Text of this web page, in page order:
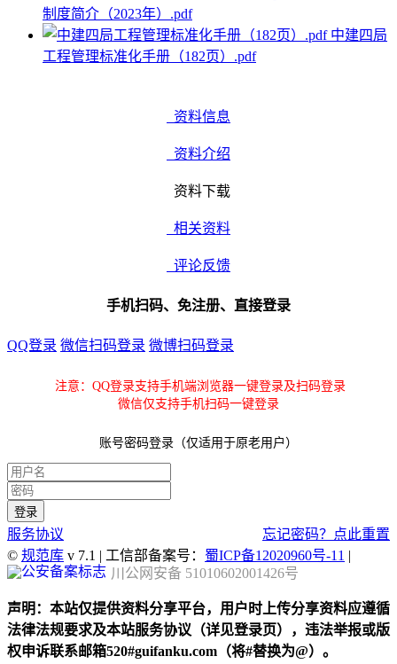
制度简介（2023年）.pdf
中建四局
工程管理标准化手册（182页）.pdf
资料信息
资料介绍
资料下载
相关资料
评论反馈
手机扫码、免注册、直接登录
QQ登录 微信扫码登录 微博扫码登录
注意：QQ登录支持手机端浏览器一键登录及扫码登录
微信仅支持手机扫码一键登录
账号密码登录（仅适用于原老用户）
服务协议
忘记密码？点此重置
© 规范库 v 7.1 | 工信部备案号： 蜀ICP备12020960号-11 |
川公网安备 51010602001426号
声明：本站仅提供资料分享平台，用户时上传分享资料应遵循
法律法规要求及本站服务协议（详见登录页），违法举报或版
权申诉联系邮箱520#guifanku.com（将#替换为@）。